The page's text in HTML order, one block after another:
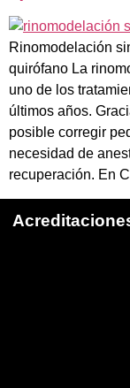
Rinomodelación
quirófano La
uno de los
últimos años.
posible corregir
necesidad de
recuperación. En